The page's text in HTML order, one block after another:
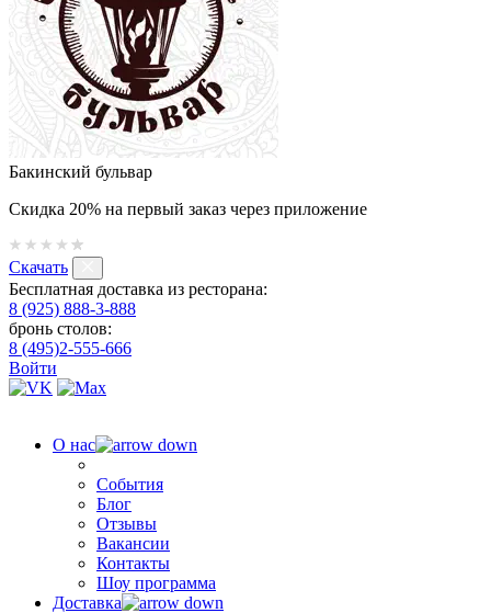
Бакинский бульвар
Скидка 20% на первый заказ через приложение
Скачать
Бесплатная доставка из ресторана:
8 (925) 888-3-888
бронь столов:
8 (495)2-555-666
Войти
О нас
События
Блог
Отзывы
Вакансии
Контакты
Шоу программа
Доставка